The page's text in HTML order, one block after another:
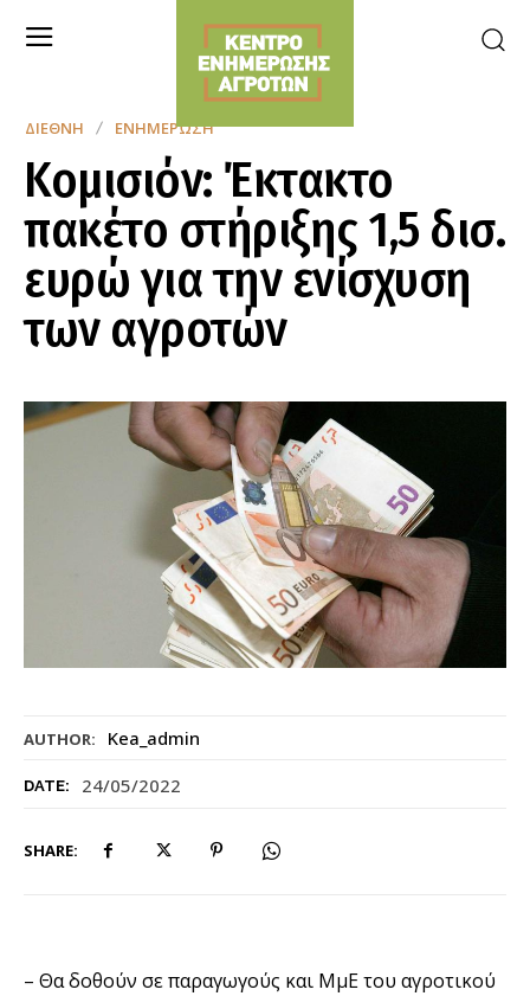
AUTHOR: Kea_admin
DATE: 24/05/2022
SHARE:
ΔΙΕΘΝΉ ΕΝΗΜΈΡΩΣΗ
Κομισιόν: Έκτακτο
πακέτο στήριξης 1,5 δισ.
ευρώ για την ενίσχυση
των αγροτών
– Θα δοθούν σε παραγωγούς και ΜμΕ του αγροτικού